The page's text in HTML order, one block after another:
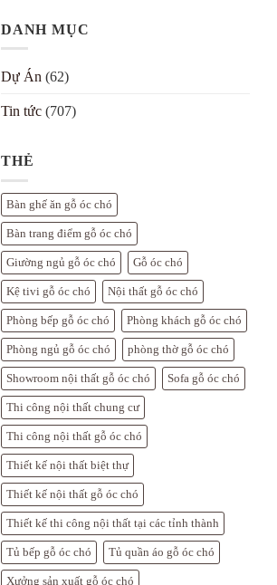
tường
trắng
cách
đẹp
thất
gỗ
theo
Bát
cho
biệt
luận
ở
Ban
cho
thờ
nội
bảng
chi
tiết
DANH MỤC
Dự Án (62)
Tin tức (707)
THẺ
Bàn ghế ăn gỗ óc chó
Bàn trang điểm gỗ óc chó
Giường ngủ gỗ óc chó Gỗ óc chó
Kệ tivi gỗ óc chó Nội thất gỗ óc chó
Phòng bếp gỗ óc chó Phòng khách gỗ óc chó
Phòng ngủ gỗ óc chó phòng thờ gỗ óc chó
Showroom nội thất gỗ óc chó Sofa gỗ óc chó
Thi công nội thất chung cư
Thi công nội thất gỗ óc chó
Thiết kế nội thất biệt thự
Thiết kế nội thất gỗ óc chó
Thiết kế thi công nội thất tại các tỉnh thành
Tủ bếp gỗ óc chó Tủ quần áo gỗ óc chó
Xưởng sản xuất gỗ óc chó